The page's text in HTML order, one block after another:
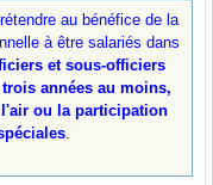
au bénéfice de la
à être salariés dans
et sous-officiers
années au moins,
ou la participation
.